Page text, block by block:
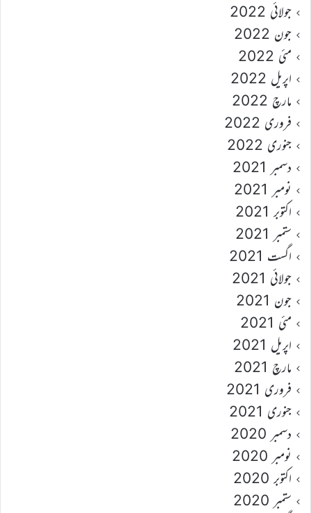
جولائی 2022
جون 2022
مئی 2022
اپریل 2022
مارچ 2022
فروری 2022
جنوری 2022
دسمبر 2021
نومبر 2021
اکتوبر 2021
ستمبر 2021
اگست 2021
جولائی 2021
جون 2021
مئی 2021
اپریل 2021
مارچ 2021
فروری 2021
جنوری 2021
دسمبر 2020
نومبر 2020
اکتوبر 2020
ستمبر 2020